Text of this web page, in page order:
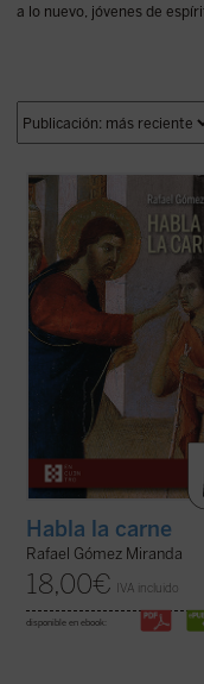
a lo nuevo, jóvenes de
fragmentan y se reducen a meros
conceptos, Rafael Gómez Miranda
ofrece una exploración audaz sobre
esencia de la carne como testigo
privilegiado del misterio divino. Habla
carne
nos invita a ...
Habla la carne
Rafael Gómez Miranda
18,00€ IVA incluido
disponible en ebook: